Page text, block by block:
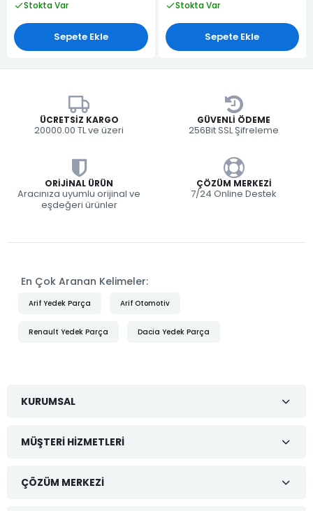
Stokta Var
Sepete Ekle
Stokta Var
Sepete Ekle
ÜCRETSIZ KARGO
20000.00 TL ve üzeri
GÜVENLI ÖDEME
256Bit SSL Şifreleme
ORIJINAL ÜRÜN
Aracınıza uyumlu orijinal ve
eşdeğeri ürünler
ÇÖZÜM MERKEZI
7/24 Online Destek
En Çok Aranan Kelimeler:
Arif Yedek Parça Arif Otomotiv
Renault Yedek Parça Dacia Yedek Parça
KURUMSAL
MÜŞTERI HIZMETLERI
ÇÖZÜM MERKEZI